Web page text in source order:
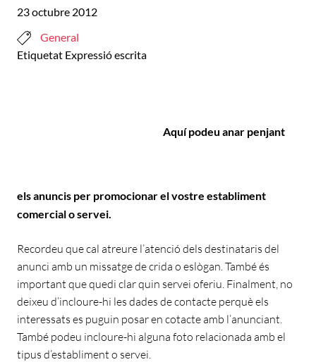
23 octubre 2012
General
Etiquetat Expressió escrita
Aquí podeu anar penjant
els anuncis per promocionar el vostre establiment
comercial o servei.
Recordeu que cal atreure l’atenció dels destinataris del
anunci amb un missatge de crida o eslògan. També és
important que quedi clar quin servei oferiu. Finalment, no
deixeu d’incloure-hi les dades de contacte perquè els
interessats es puguin posar en cotacte amb l’anunciant.
També podeu incloure-hi alguna foto relacionada amb el
tipus d’establiment o servei.